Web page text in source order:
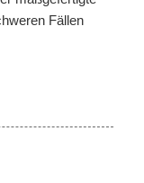
Fällen